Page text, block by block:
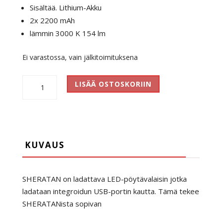
Sisältää. Lithium-Akku
2x 2200 mAh
lämmin 3000 K 154 lm
Ei varastossa, vain jälkitoimituksena
Ladattava
LISÄÄ OSTOSKORIIN
KUVAUS
SHERATAN on ladattava LED-pöytävalaisin jotka
ladataan integroidun USB-portin kautta. Tämä tekee
SHERATANista sopivan